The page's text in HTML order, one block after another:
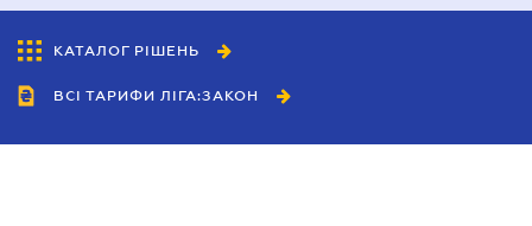
КАТАЛОГ РІШЕНЬ
ВСІ ТАРИФИ ЛІГА:ЗАКОН